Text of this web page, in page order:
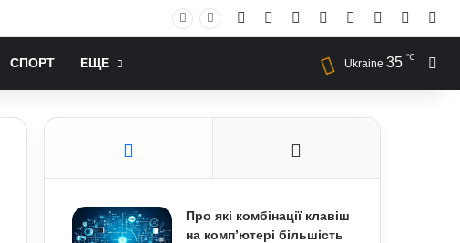
Facebook YouTubeInstagram
RSS Log In
СПОРТ ЕЩЕ Ukraine 35 ℃
Про які комбінації клавіш
на комп’ютері більшість